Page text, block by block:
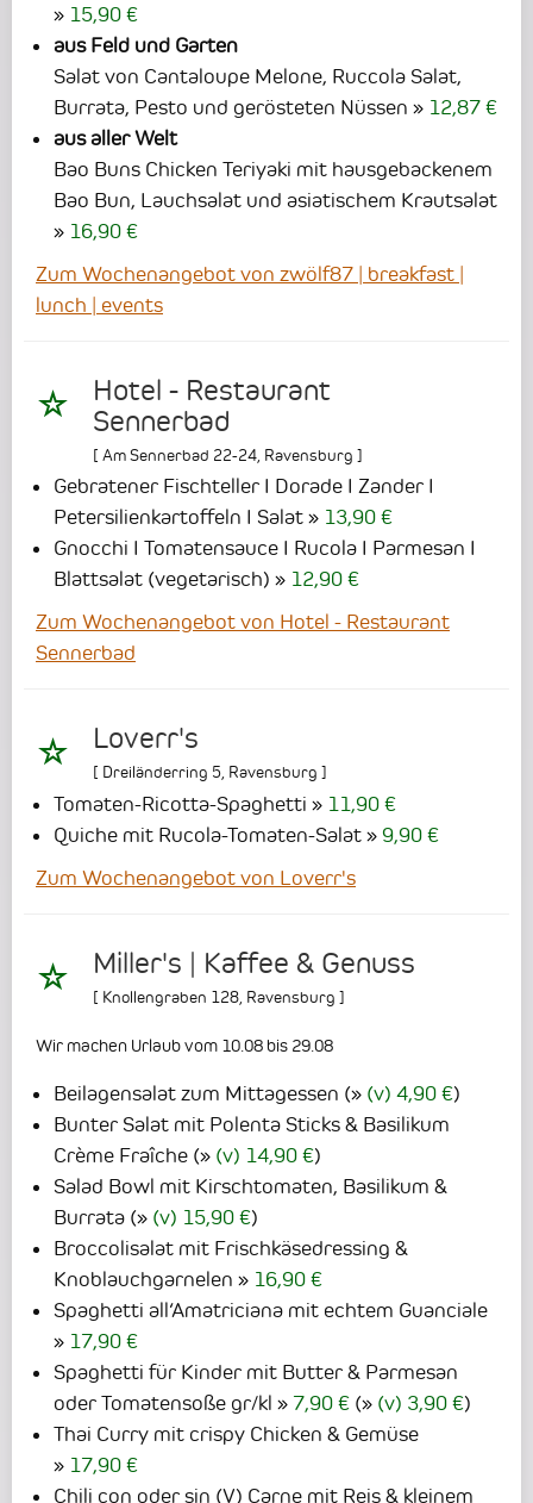
15,90 €
aus Feld und Garten
Salat von Cantaloupe Melone, Ruccola Salat,
Burrata, Pesto und gerösteten Nüssen
12,87 €
aus aller Welt
Bao Buns Chicken Teriyaki mit hausgebackenem
Bao Bun, Lauchsalat und asiatischem Krautsalat
16,90 €
Zum Wochenangebot von zwölf87 | breakfast |
lunch | events
Hotel - Restaurant
Sennerbad
[ Am Sennerbad 22-24 Ravensburg ]
Gebratener Fischteller I Dorade I Zander I
Petersilienkartoffeln I Salat
13,90 €
Gnocchi I Tomatensauce I Rucola I Parmesan I
Blattsalat (vegetarisch)
12,90 €
Zum Wochenangebot von Hotel - Restaurant
Sennerbad
Loverr's
[ Dreiländerring 5 Ravensburg ]
Tomaten-Ricotta-Spaghetti
11,90 €
Quiche mit Rucola-Tomaten-Salat
9,90 €
Zum Wochenangebot von Loverr's
Miller's | Kaffee & Genuss
[ Knollengraben 128 Ravensburg ]
Wir machen Urlaub vom 10.08 bis 29.08
Beilagensalat zum Mittagessen ( (v) 4,90 €)
Bunter Salat mit Polenta Sticks & Basilikum
Crème Fraîche ( (v) 14,90 €)
Salad Bowl mit Kirschtomaten, Basilikum &
Burrata ( (v) 15,90 €)
Broccolisalat mit Frischkäsedressing &
Knoblauchgarnelen
16,90 €
Spaghetti all‘Amatriciana mit echtem Guanciale
17,90 €
Spaghetti für Kinder mit Butter & Parmesan
oder Tomatensoße gr/kl
7,90 € ( (v) 3,90 €)
Thai Curry mit crispy Chicken & Gemüse
17,90 €
Chili con oder sin (V) Carne mit Reis & kleinem